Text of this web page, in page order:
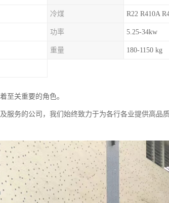
冷煤 R22 R410A
功率 5.25-34kw
重量 180-1150 kg
至关重要的角色。
服务的公司，我们始终致力于为各行各业提供高品